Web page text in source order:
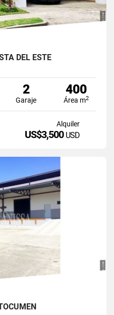
DEL ESTE
2
Garaje
400
Área m2
Alquiler
US$3,500 USD